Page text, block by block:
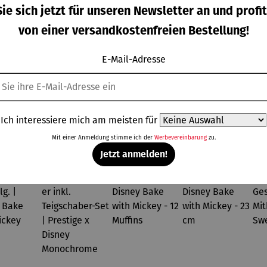
Regulärer Preis:
59,00 €
weiß
Verkaufspreis:
Ab29,95 € UVPRegulärer Preis:
Ab29,95
Weitere Produkte aus der Kategorie Weihnachten
sich jetzt für unseren Newsletter an und
von einer versandkostenfreien Bestellung!
E-Mail-Adresse
Ich interessiere mich am meisten für
Mit einer Anmeldung stimme ich der Werbevereinbarungzu.
Jetzt anmelden!